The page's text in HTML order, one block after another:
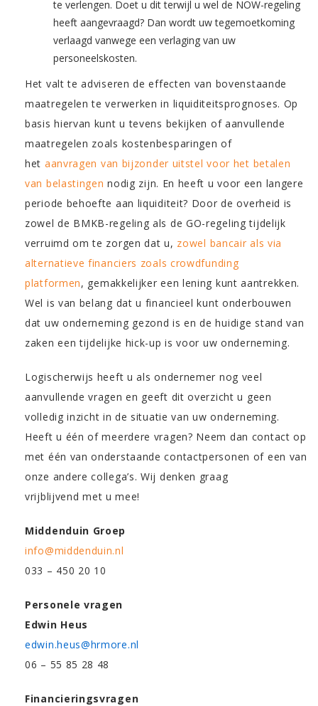
te verlengen. Doet u dit terwijl u wel de NOW-regeling
heeft aangevraagd? Dan wordt uw tegemoetkoming
verlaagd vanwege een verlaging van uw
personeelskosten.
Het valt te adviseren de effecten van bovenstaande
maatregelen te verwerken in liquiditeitsprognoses. Op
basis hiervan kunt u tevens bekijken of aanvullende
maatregelen zoals kostenbesparingen of
het aanvragen van bijzonder uitstel voor het betalen
van belastingen nodig zijn. En heeft u voor een langere
periode behoefte aan liquiditeit? Door de overheid is
zowel de BMKB-regeling als de GO-regeling tijdelijk
verruimd om te zorgen dat u, zowel bancair als via
alternatieve financiers zoals crowdfunding
platformen, gemakkelijker een lening kunt aantrekken.
Wel is van belang dat u financieel kunt onderbouwen
dat uw onderneming gezond is en de huidige stand van
zaken een tijdelijke hick-up is voor uw onderneming.
Logischerwijs heeft u als ondernemer nog veel
aanvullende vragen en geeft dit overzicht u geen
volledig inzicht in de situatie van uw onderneming.
Heeft u één of meerdere vragen? Neem dan contact op
met één van onderstaande contactpersonen of een van
onze andere collega’s. Wij denken graag
vrijblijvend met u mee!
Middenduin Groep
info@middenduin.nl
033 – 450 20 10
Personele vragen
Edwin Heus
edwin.heus@hrmore.nl
06 – 55 85 28 48
Financieringsvragen